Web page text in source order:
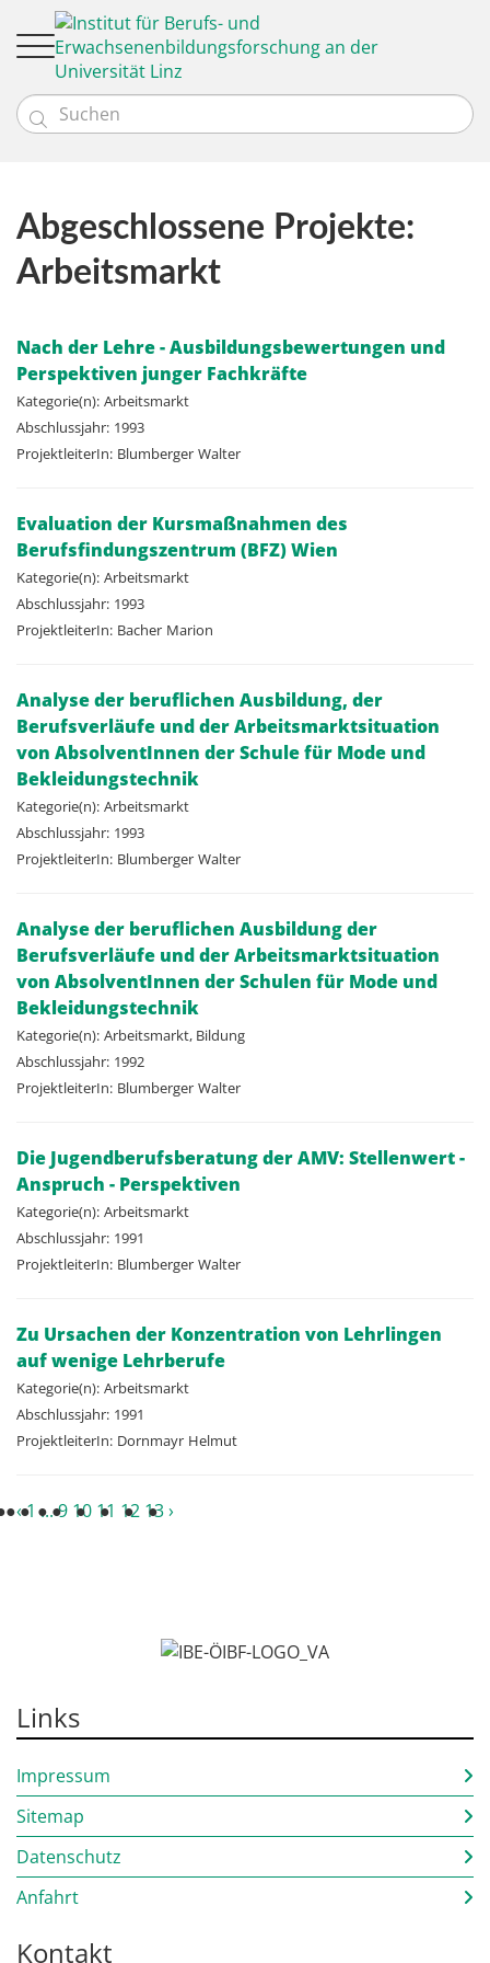
Profil
Unsere Kund:innen
Bildungsgütesiegel
Bildungseinrichtungen (EBQ)
Bibliotheken (Q-BIB)
Forschung
Aktuelle Projekte
Projektsuche
News

Abgeschlossene Projekte:
Arbeitsmarkt
Nach der Lehre - Ausbildungsbewertungen und
Perspektiven junger Fachkräfte
Kategorie(n): Arbeitsmarkt
Abschlussjahr: 1993
ProjektleiterIn: Blumberger Walter
Evaluation der Kursmaßnahmen des
Berufsfindungszentrum (BFZ) Wien
Kategorie(n): Arbeitsmarkt
Abschlussjahr: 1993
ProjektleiterIn: Bacher Marion
Analyse der beruflichen Ausbildung, der
Berufsverläufe und der Arbeitsmarktsituation
von AbsolventInnen der Schule für Mode und
Bekleidungstechnik
Kategorie(n): Arbeitsmarkt
Abschlussjahr: 1993
ProjektleiterIn: Blumberger Walter
Analyse der beruflichen Ausbildung der
Berufsverläufe und der Arbeitsmarktsituation
von AbsolventInnen der Schulen für Mode und
Bekleidungstechnik
Kategorie(n): Arbeitsmarkt, Bildung
Abschlussjahr: 1992
ProjektleiterIn: Blumberger Walter
Die Jugendberufsberatung der AMV: Stellenwert -
Anspruch - Perspektiven
Kategorie(n): Arbeitsmarkt
Abschlussjahr: 1991
ProjektleiterIn: Blumberger Walter
Zu Ursachen der Konzentration von Lehrlingen
auf wenige Lehrberufe
Kategorie(n): Arbeitsmarkt
Abschlussjahr: 1991
ProjektleiterIn: Dornmayr Helmut
‹1 ...9 10 11 12 13›
Links
Impressum
Sitemap
Datenschutz
Anfahrt
Kontakt